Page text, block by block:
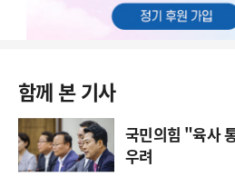
함께 본 기사
국민의힘 "육사
우려